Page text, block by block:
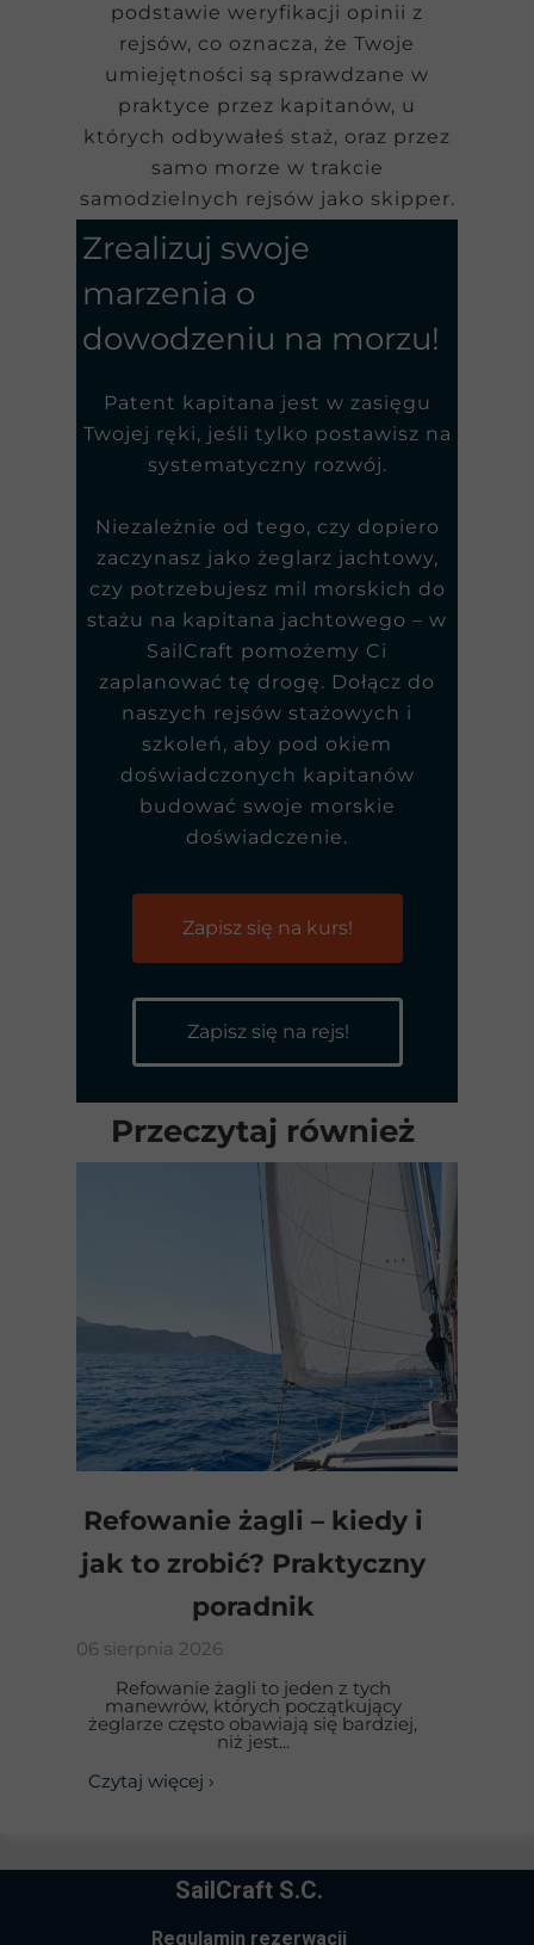
Przeczytaj również
Refowanie żagli – kiedy i
jak to zrobić? Praktyczny
poradnik
06 sierpnia 2026
Refowanie żagli to jeden z tych
manewrów, których początkujący
żeglarze często obawiają się bardziej,
niż jest...
Czytaj więcej ›
Zapisz się na rejs!
Zapisz się na kurs!
Zrealizuj swoje
marzenia o
dowodzeniu na morzu!
Patent kapitana jest w zasięgu
Twojej ręki, jeśli tylko postawisz na
systematyczny rozwój.
Niezależnie od tego, czy dopiero
zaczynasz jako żeglarz jachtowy,
czy potrzebujesz mil morskich do
stażu na kapitana jachtowego – w
SailCraft pomożemy Ci
zaplanować tę drogę. Dołącz do
naszych rejsów stażowych i
szkoleń, aby pod okiem
doświadczonych kapitanów
budować swoje morskie
doświadczenie.
podstawie weryfikacji opinii z
rejsów, co oznacza, że Twoje
umiejętności są sprawdzane w
praktyce przez kapitanów, u
których odbywałeś staż, oraz przez
samo morze w trakcie
samodzielnych rejsów jako skipper.
SailCraft S.C.
Regulamin rezerwacji